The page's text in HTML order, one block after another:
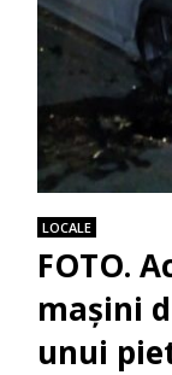
LOCALE
FOTO.
maşini
unui